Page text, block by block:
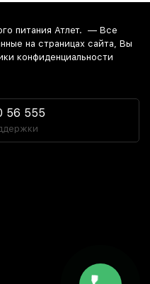
питания Атлет. — Все
на страницах сайта, Вы
конфиденциальности
56 555